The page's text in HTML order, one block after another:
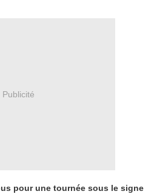
Publicité
pour une tournée sous le signe